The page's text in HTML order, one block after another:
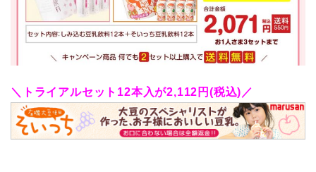
＼トライアルセット12本入が2,112円(税込)／